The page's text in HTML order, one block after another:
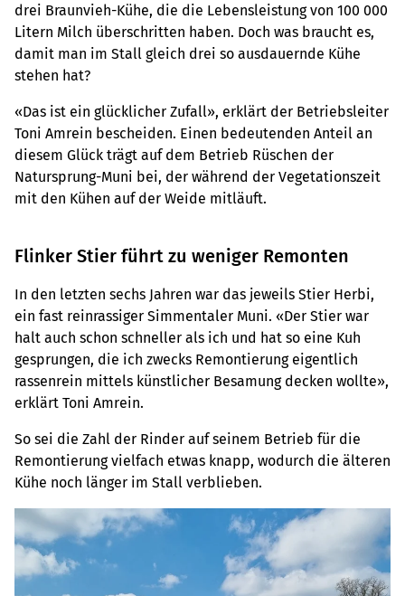
drei Braunvieh-Kühe, die die Lebensleistung von 100 000
Litern Milch überschritten haben. Doch was braucht es,
damit man im Stall gleich drei so ausdauernde Kühe
stehen hat?
«Das ist ein glücklicher Zufall», erklärt der Betriebsleiter
Toni Amrein bescheiden. Einen bedeutenden Anteil an
diesem Glück trägt auf dem Betrieb Rüschen der
Natursprung-Muni bei, der während der Vegetationszeit
mit den Kühen auf der Weide mitläuft.
Flinker Stier führt zu weniger Remonten
In den letzten sechs Jahren war das jeweils Stier Herbi,
ein fast reinrassiger Simmentaler Muni. «Der Stier war
halt auch schon schneller als ich und hat so eine Kuh
gesprungen, die ich zwecks Remontierung eigentlich
rassenrein mittels künstlicher Besamung decken wollte»,
erklärt Toni Amrein.
So sei die Zahl der Rinder auf seinem Betrieb für die
Remontierung vielfach etwas knapp, wodurch die älteren
Kühe noch länger im Stall verblieben.